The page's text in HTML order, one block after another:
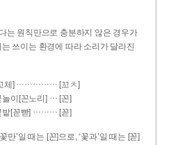
는 원칙만으로 충분하지 않은 경우가
는 쓰이는 환경에 따라 소리가 달라진
체] …………… [꼬ㅊ]
놀이[꼰노리] … [꼰]
[꼳빧] ……… [꼳]
만’일 때는 [꼰]으로, ‘꽃과’일 때는 [꼳]